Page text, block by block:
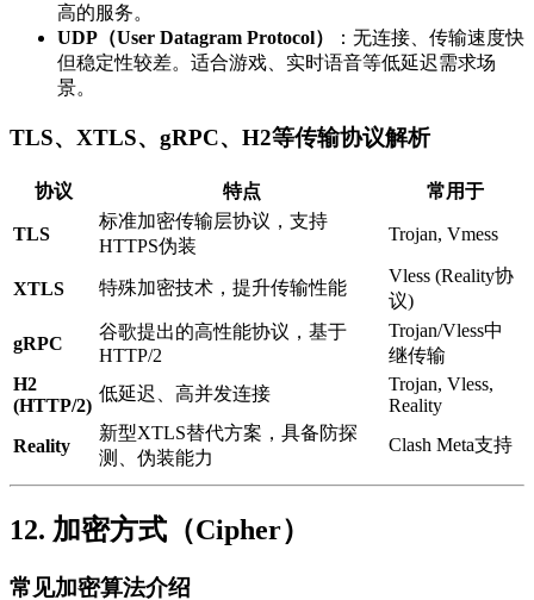
高的服务。
UDP（User Datagram Protocol）
：无连接、传输速度快
但稳定性较差。适合游戏、实时语音等低延迟需求场
景。
TLS、XTLS、gRPC、H2等传输协议解析
协议 特点 常用于
TLS
标准加密传输层协议，支持
HTTPS伪装
Trojan, Vmess
XTLS 特殊加密技术，提升传输性能
Vless (Reality协
议)
gRPC
谷歌提出的高性能协议，基于
HTTP/2
Trojan/Vless中
继传输
H2
(HTTP/2)
低延迟、高并发连接
Trojan, Vless,
Reality
Reality
新型XTLS替代方案，具备防探
测、伪装能力
Clash Meta支持
12. 加密方式（Cipher）
常见加密算法介绍